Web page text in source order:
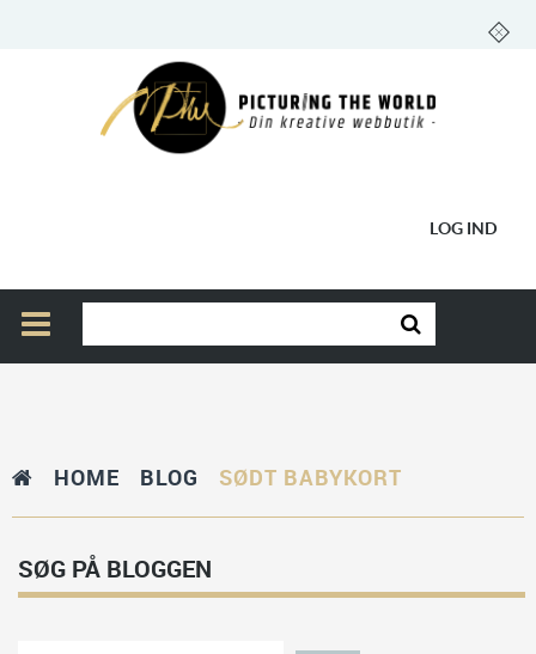
LOG IND
HOME BLOG SØDT BABYKORT
SØG PÅ BLOGGEN